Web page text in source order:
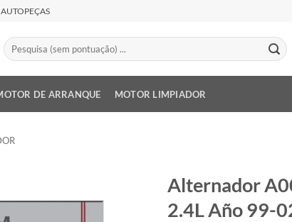
Buscar
por:
DE ARRANQUE MOTOR LIMPIADOR
Alternador
2.4L Año 99-